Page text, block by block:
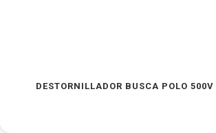
DESTORNILLADOR BUSCA POLO